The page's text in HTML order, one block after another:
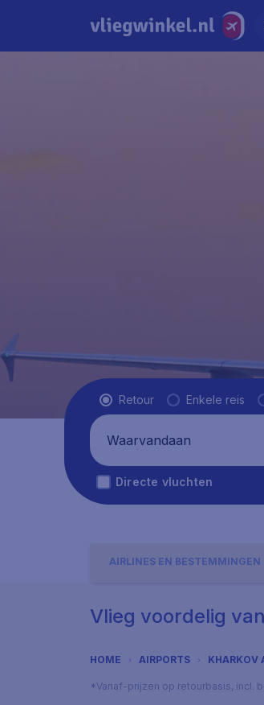
Vluchttype
Retour Enkele reis
Waarvandaan
Directe vluchten
AIRLINES EN BESTEMMINGEN
Vlieg voordelig
HOME AIRPORTS KHARKOV
*Vanaf-prijzen op retourbasis, incl.